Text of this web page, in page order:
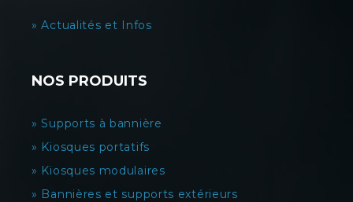
» Actualités et Infos
NOS PRODUITS
» Supports à bannière
» Kiosques portatifs
» Kiosques modulaires
» Bannières et supports extérieurs